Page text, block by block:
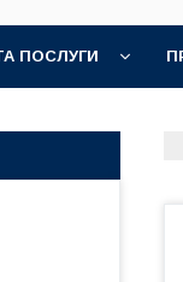
ПОСЛУГИ